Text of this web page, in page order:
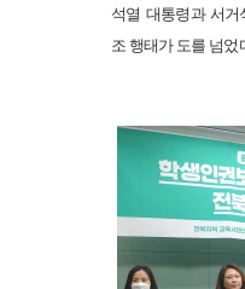
석열 대통령과 서거
조 행태가 도를 넘었